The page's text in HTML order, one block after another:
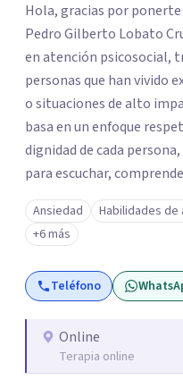
Hola, gracias por
Pedro Gilberto Lobato
en atención psicosocial,
personas que han vivido
o situaciones de alto impacto
basa en un enfoque
dignidad de cada
para escuchar,
emocionales a tu propio
importancia de construir
fortalezcan el bienestar,
vida. Será un gusto acompañarte en este proceso. Quedo
atento para resolver
Ansiedad Habilidades
+6 más
Teléfono
Online
Terapia online